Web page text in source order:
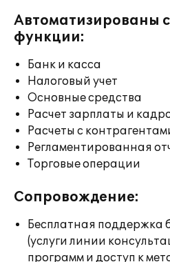
Автоматизированы
функции:
Банк и касса
Налоговый учет
Основные средства
Расчет зарплаты и
Расчеты с
Регламентированная
Торговые операции
Сопровождение:
Бесплатная поддержка
(услуги линии
программ и доступ к